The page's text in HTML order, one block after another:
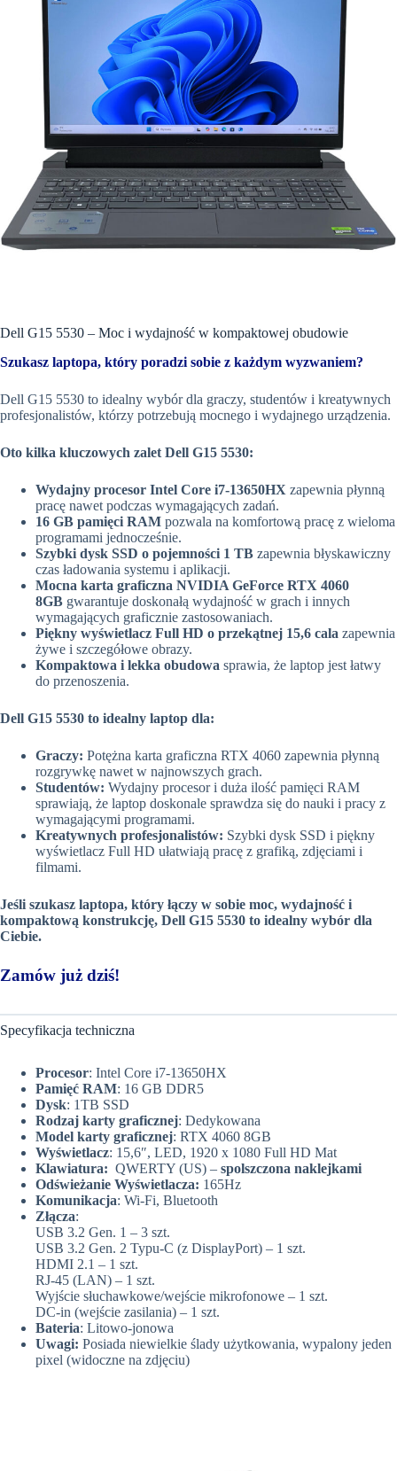
Dell G15 5530 – Moc i wydajność w kompaktowej obudowie
Szukasz laptopa, który poradzi sobie z każdym wyzwaniem?
Dell G15 5530 to idealny wybór dla graczy, studentów i kreatywnych
profesjonalistów, którzy potrzebują mocnego i wydajnego urządzenia.
Oto kilka kluczowych zalet Dell G15 5530:
Wydajny procesor Intel Core i7-13650HX zapewnia płynną
pracę nawet podczas wymagających zadań.
16 GB pamięci RAM pozwala na komfortową pracę z wieloma
programami jednocześnie.
Szybki dysk SSD o pojemności 1 TB zapewnia błyskawiczny
czas ładowania systemu i aplikacji.
Mocna karta graficzna NVIDIA GeForce RTX 4060
8GB gwarantuje doskonałą wydajność w grach i innych
wymagających graficznie zastosowaniach.
Piękny wyświetlacz Full HD o przekątnej 15,6 cala zapewnia
żywe i szczegółowe obrazy.
Kompaktowa i lekka obudowa sprawia, że laptop jest łatwy
do przenoszenia.
Dell G15 5530 to idealny laptop dla:
Graczy: Potężna karta graficzna RTX 4060 zapewnia płynną
rozgrywkę nawet w najnowszych grach.
Studentów: Wydajny procesor i duża ilość pamięci RAM
sprawiają, że laptop doskonale sprawdza się do nauki i pracy z
wymagającymi programami.
Kreatywnych profesjonalistów: Szybki dysk SSD i piękny
wyświetlacz Full HD ułatwiają pracę z grafiką, zdjęciami i
filmami.
Jeśli szukasz laptopa, który łączy w sobie moc, wydajność i
kompaktową konstrukcję, Dell G15 5530 to idealny wybór dla
Ciebie.
Zamów już dziś!
Specyfikacja techniczna
Procesor: Intel Core i7-13650HX
Pamięć RAM: 16 GB DDR5
Dysk: 1TB SSD
Rodzaj karty graficznej: Dedykowana
Model karty graficznej: RTX 4060 8GB
Wyświetlacz: 15,6″, LED, 1920 x 1080 Full HD Mat
Klawiatura: QWERTY (US) – spolszczona naklejkami
Odświeżanie Wyświetlacza: 165Hz
Komunikacja: Wi-Fi, Bluetooth
Złącza:
USB 3.2 Gen. 1 – 3 szt.
USB 3.2 Gen. 2 Typu-C (z DisplayPort) – 1 szt.
HDMI 2.1 – 1 szt.
RJ-45 (LAN) – 1 szt.
Wyjście słuchawkowe/wejście mikrofonowe – 1 szt.
DC-in (wejście zasilania) – 1 szt.
Bateria: Litowo-jonowa
Uwagi: Posiada niewielkie ślady użytkowania, wypalony jeden
pixel (widoczne na zdjęciu)